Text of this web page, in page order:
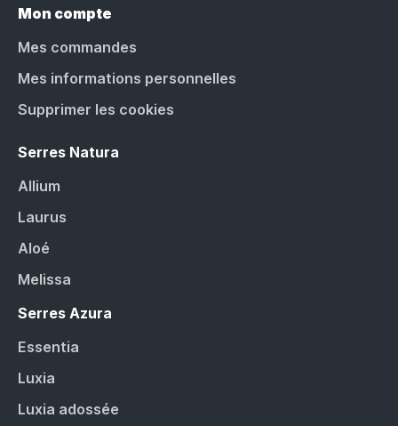
Mon compte
Mes commandes
Mes informations personnelles
Supprimer les cookies
Serres Natura
Allium
Laurus
Aloé
Melissa
Serres Azura
Essentia
Luxia
Luxia adossée